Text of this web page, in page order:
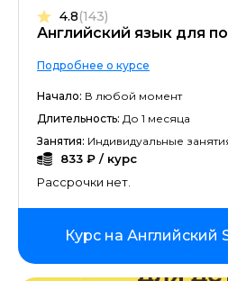
Английский язык для
4.8(143)
Подробнее о курсе
Начало: В любой момент
Длительность: До 1 месяца
Занятия: Индивидуальные
833 ₽ / курс
Рассрочки нет.
Курс на Английский